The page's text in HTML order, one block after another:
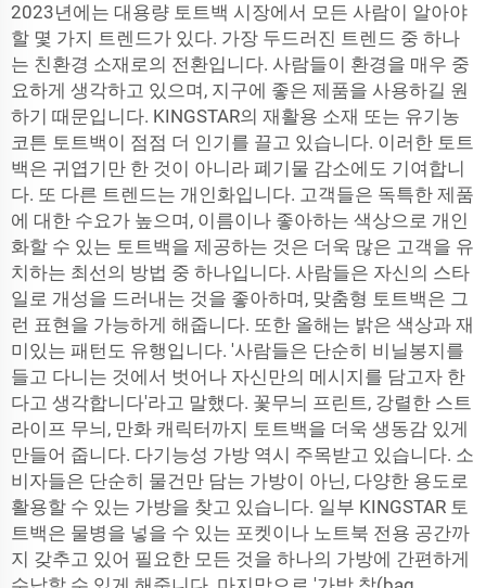
2023년에는 대용량 토트백 시장에서 모든 사람이 알아야
할 몇 가지 트렌드가 있다. 가장 두드러진 트렌드 중 하나
는 친환경 소재로의 전환입니다. 사람들이 환경을 매우 중
요하게 생각하고 있으며, 지구에 좋은 제품을 사용하길 원
하기 때문입니다. KINGSTAR의 재활용 소재 또는 유기농
코튼 토트백이 점점 더 인기를 끌고 있습니다. 이러한 토트
백은 귀엽기만 한 것이 아니라 폐기물 감소에도 기여합니
다. 또 다른 트렌드는 개인화입니다. 고객들은 독특한 제품
에 대한 수요가 높으며, 이름이나 좋아하는 색상으로 개인
화할 수 있는 토트백을 제공하는 것은 더욱 많은 고객을 유
치하는 최선의 방법 중 하나입니다. 사람들은 자신의 스타
일로 개성을 드러내는 것을 좋아하며, 맞춤형 토트백은 그
런 표현을 가능하게 해줍니다. 또한 올해는 밝은 색상과 재
미있는 패턴도 유행입니다. '사람들은 단순히 비닐봉지를
들고 다니는 것에서 벗어나 자신만의 메시지를 담고자 한
다고 생각합니다'라고 말했다. 꽃무늬 프린트, 강렬한 스트
라이프 무늬, 만화 캐릭터까지 토트백을 더욱 생동감 있게
만들어 줍니다. 다기능성 가방 역시 주목받고 있습니다. 소
비자들은 단순히 물건만 담는 가방이 아닌, 다양한 용도로
활용할 수 있는 가방을 찾고 있습니다. 일부 KINGSTAR 토
트백은 물병을 넣을 수 있는 포켓이나 노트북 전용 공간까
지 갖추고 있어 필요한 모든 것을 하나의 가방에 간편하게